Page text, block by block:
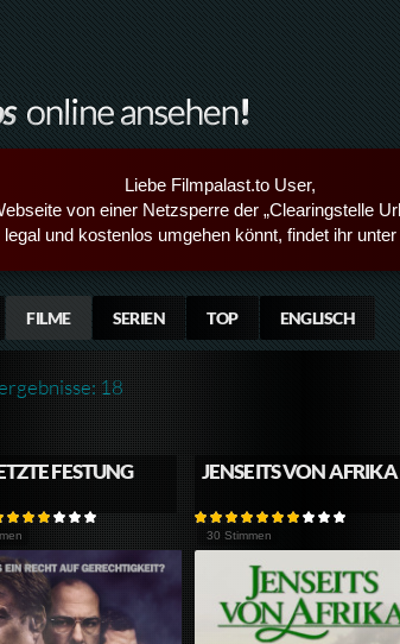
Liebe Filmpalast.to User,
von einer Netzsperre der „Clearingstelle
und kostenlos umgehen könnt, findet ihr unter
FILME SERIEN TOP ENGLISCH
18
FESTUNG JENSEITS VON AFRIKA
30 Stimmen